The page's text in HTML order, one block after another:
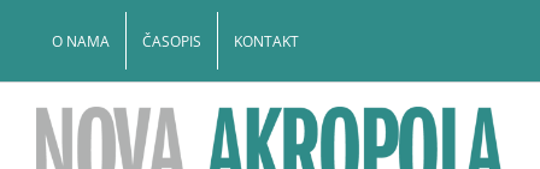
O NAMA ČASOPIS KONTAKT